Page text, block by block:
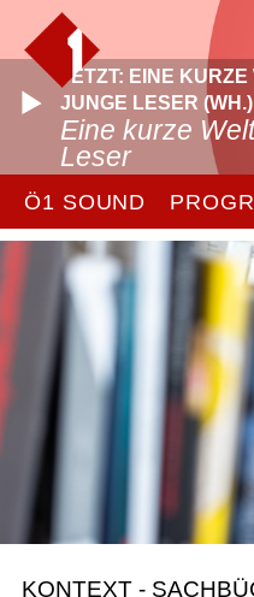
JETZT: EINE
JUNGE LESER (WH.)
Eine kurze
Leser
Ö1 SOUND
KONTEXT -